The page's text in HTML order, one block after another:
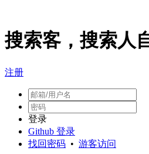
搜索客，搜索人
注册
登录
Github 登录
找回密码 • 游客访问